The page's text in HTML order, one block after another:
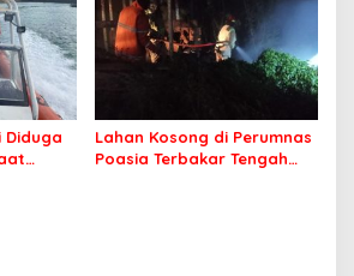
Diduga
Lahan Kosong di Perumnas
Poasia Terbakar Tengah